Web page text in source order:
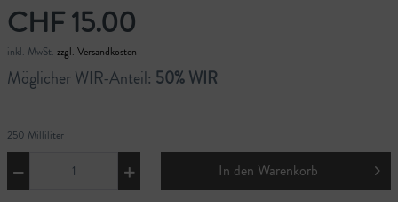
CHF 15.00
inkl. MwSt. zzgl. Versandkosten
Möglicher WIR-Anteil: 50% WIR
250 Milliliter
In den Warenkorb